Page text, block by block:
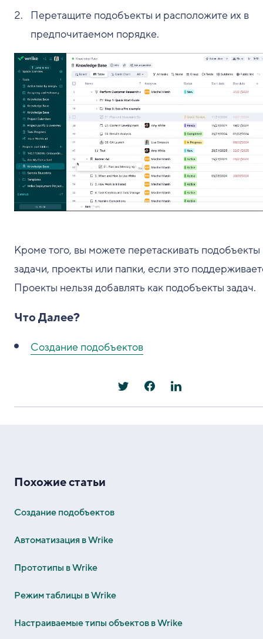
Перетащите подобъекты и расположите их в
предпочитаемом порядке.
Кроме того, вы можете перетаскивать подобъекты
задачи, проекты или папки, если это
Проекты нельзя добавлять как подобъекты задач.
Что Далее?
Создание подобъектов
Похожие статьи
Создание подобъектов
Автоматизация в Wrike
Прототипы в Wrike
Режим таблицы в Wrike
Настраиваемые типы объектов в Wrike